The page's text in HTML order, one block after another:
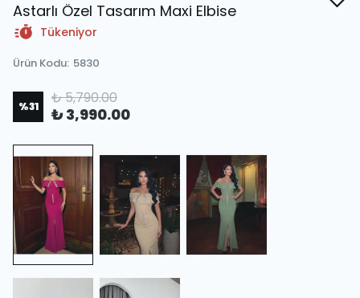
Astarlı Özel Tasarım Maxi Elbise
Tükeniyor
Ürün Kodu: 5830
%31 ₺ 5,790.00
₺ 3,990.00